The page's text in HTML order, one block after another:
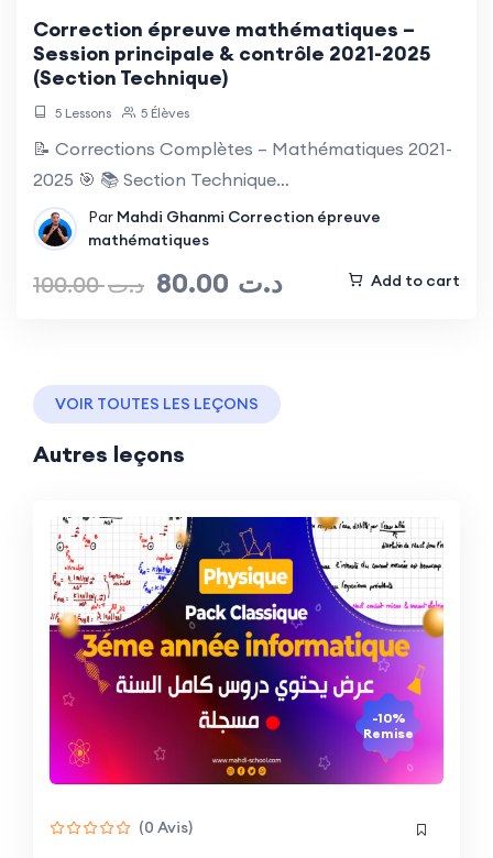
Correction épreuve mathématiques –
Session principale & contrôle 2021-2025
(Section Technique)
5 Lessons 5 Élèves
📝 Corrections Complètes – Mathématiques 2021-
2025 🎯 📚 Section Technique…
Par Mahdi Ghanmi Correction épreuve
mathématiques
100.00د.ت 80.00 د.ت Add to cart
VOIR TOUTES LES LEÇONS
Autres leçons
-10%
Remise
(0 Avis)